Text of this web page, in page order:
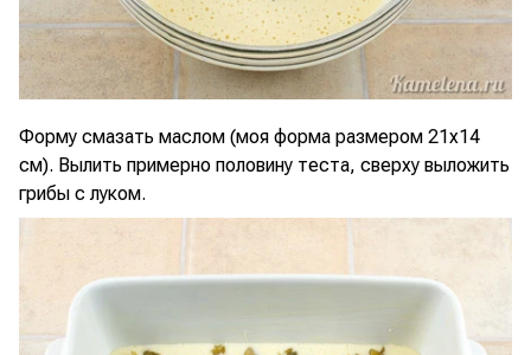
Форму смазать маслом (моя форма размером 21x14
см). Вылить примерно половину теста, сверху выложить
грибы с луком.